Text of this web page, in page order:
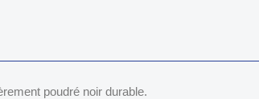
poudré noir durable.